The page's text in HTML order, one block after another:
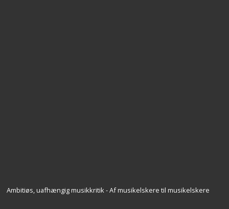
Ambitiøs, uafhængig musikkritik - Af musikelskere til musikelskere